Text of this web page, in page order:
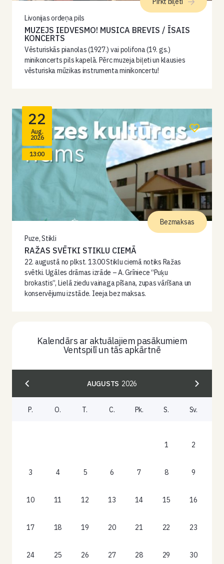
Livonijas ordeņa pils
MUZEJS IEDVESMO! MUSICA BREVIS / ĪSAIS
KONCERTS
Vēsturiskās pianolas (1927.) vai polifona (19. gs.)
minikoncerts pils kapelā. Pērc muzeja biļeti un klausies
vēsturiska mūzikas instrumenta minikoncertu!
22
Aug.
2026
13:00
Puze, Stikli
RAŽAS SVĒTKI STIKLU CIEMĀ
22. augustā no plkst. 13.00 Stiklu ciemā notiks Ražas
svētki. Ugāles drāmas izrāde – A. Grīniece “Puķu
brokastis”, Lielā ziedu vainaga pīšana, zupas vārīšana un
konservējumu izstāde. Ieeja bez maksas.
Bezmaksas
Kalendārs ar aktuālajiem pasākumiem
Ventspilī un tās apkārtnē
AUGUSTS 2026
P. O. T. C. Pk. S. Sv.
1 2
3 4 5 6 7 8 9
10 11 12 13 14 15 16
17 18 19 20 21 22 23
24 25 26 27 28 29 30